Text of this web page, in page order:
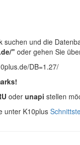
und die
" oder gehen Sie
DB=1.27/
oder unapi stellen
unter K10plus